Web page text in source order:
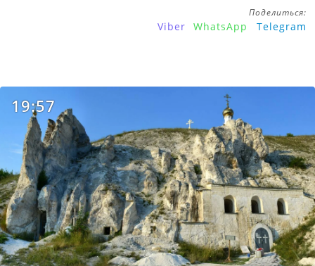
Поделиться:
Viber WhatsApp Telegram
19:57